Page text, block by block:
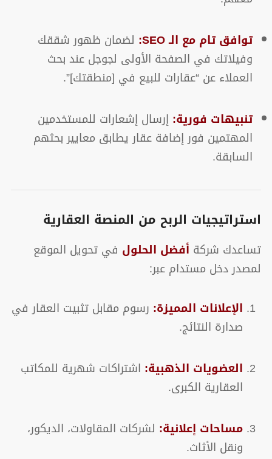
توافق تام مع الـ SEO:
لضمان ظهور شققك
وفيلاتك في الصفحة الأولى لجوجل عند بحث
العملاء عن “عقارات للبيع في [منطقتك]”.
تنبيهات فورية: إرسال إشعارات للمستخدمين
المهتمين فور إضافة عقار يطابق معايير بحثهم
السابقة.
استراتيجيات الربح من المنصة العقارية
تساعدك شركة أفضل الحلول في تحويل الموقع
لمصدر دخل مستدام عبر:
الإعلانات المميزة: رسوم مقابل تثبيت العقار في
صدارة النتائج.
العضويات الذهبية: اشتراكات شهرية للمكاتب
العقارية الكبرى.
مساحات إعلانية: لشركات المقاولات، الديكور،
ونقل الأثاث.